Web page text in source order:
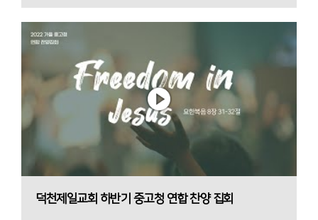
덕천제일교회 하반기 중고청 연합 찬양 집회